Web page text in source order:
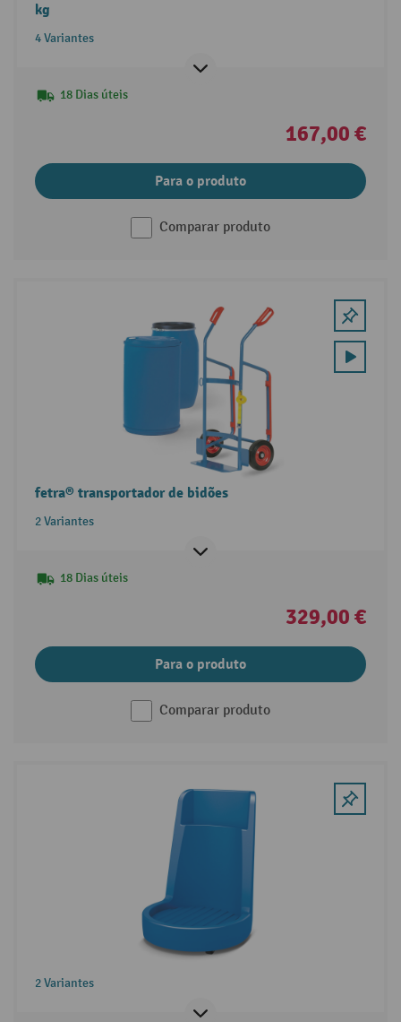
kg
4 Variantes
18 Dias úteis
167,00 €
Para o produto
Comparar produto
fetra® transportador de bidões
2 Variantes
18 Dias úteis
329,00 €
Para o produto
Comparar produto
2 Variantes